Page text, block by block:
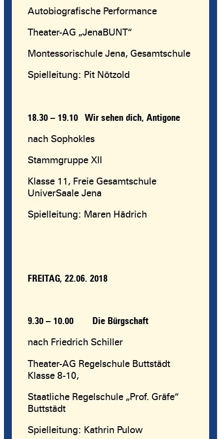
Autobiografische Performance
Theater-AG „JenaBUNT“
Montessorischule Jena, Gesamtschule
Spielleitung: Pit Nötzold
18.30 – 19.10 Wir sehen dich, Antigone
nach Sophokles
Stammgruppe XII
Klasse 11, Freie Gesamtschule
UniverSaale Jena
Spielleitung: Maren Hädrich
FREITAG, 22.06. 2018
9.30 – 10.00 Die Bürgschaft
nach Friedrich Schiller
Theater-AG Regelschule Buttstädt
Klasse 8-10,
Staatliche Regelschule „Prof. Gräfe“
Buttstädt
Spielleitung: Kathrin Pulow